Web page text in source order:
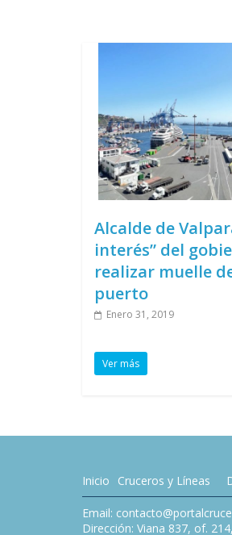
Alcalde de
interés” del
realizar muelle
puerto
Enero 31, 2019
Ver más
Inicio Cruceros y Líneas
Email:
Dirección: Viana 837, of.